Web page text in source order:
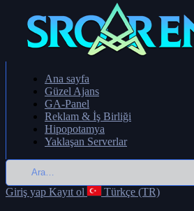
Ana sayfa
Güzel Ajans
GA-Panel
Reklam & İş Birliği
Hipopotamya
Yaklaşan Serverlar
Giriş yap Kayıt ol Türkçe (TR)